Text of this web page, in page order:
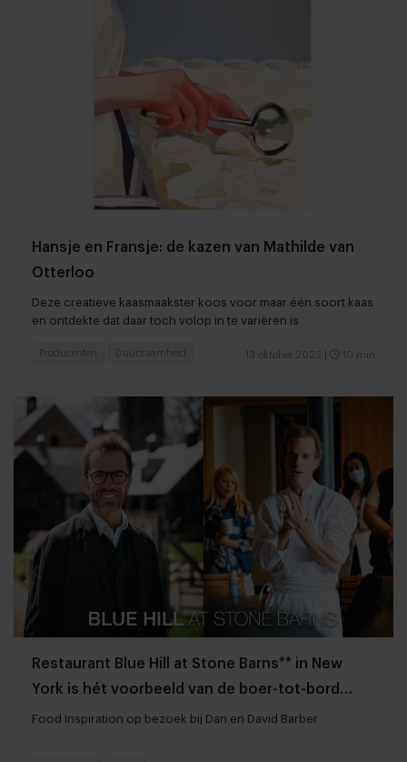
Hansje en Fransje: de kazen van Mathilde van
Otterloo
Deze creatieve kaasmaakster koos voor maar één soort kaas
en ontdekte dat daar toch volop in te variëren is
13 oktober 2022 10 min
Producenten Duurzaamheid
Restaurant Blue Hill at Stone Barns** in New
York is hét voorbeeld van de boer-tot-bord
filosofie
Food Inspiration op bezoek bij Dan en David Barber